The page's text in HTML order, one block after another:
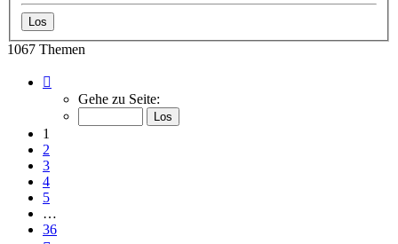
1067 Themen
von
Gehe zu Seite:
1
2
3
4
5
…
36